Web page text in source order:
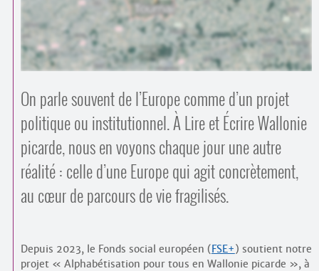
Bienvenue en Belgique
On parle souvent de l’Europe comme d’un projet
politique ou institutionnel. À Lire et Écrire Wallonie
picarde, nous en voyons chaque jour une autre
réalité : celle d’une Europe qui agit concrètement,
au cœur de parcours de vie fragilisés.
Depuis 2023, le Fonds social européen (FSE+) soutient notre
projet « Alphabétisation pour tous en Wallonie picarde », à